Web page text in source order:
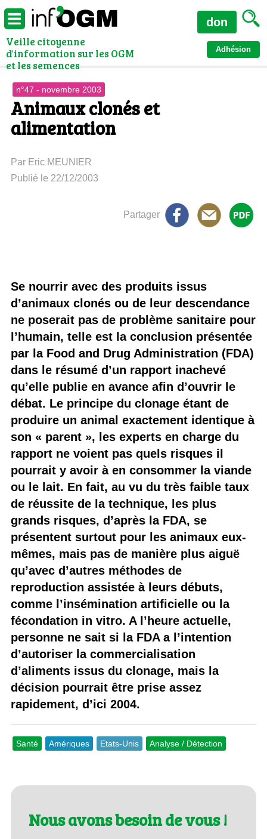
Veille citoyenne
d'information sur les OGM
et les semences
Adhésion
don
n°47 - novembre 2003
Animaux clonés et
alimentation
Par Eric MEUNIER
Publié le 22/12/2003
Partager
Se nourrir avec des produits issus
d’animaux clonés ou de leur descendance
ne poserait pas de problème sanitaire pour
l’humain, telle est la conclusion présentée
par la Food and Drug Administration (FDA)
dans le résumé d’un rapport inachevé
qu’elle publie en avance afin d’ouvrir le
débat. Le principe du clonage étant de
produire un animal exactement identique à
son « parent », les experts en charge du
rapport ne voient pas quels risques il
pourrait y avoir à en consommer la viande
ou le lait. En fait, au vu du très faible taux
de réussite de la technique, les plus
grands risques, d’après la FDA, se
présentent surtout pour les animaux eux-
mêmes, mais pas de manière plus aiguë
qu’avec d’autres méthodes de
reproduction assistée à leurs débuts,
comme l’insémination artificielle ou la
fécondation in vitro. A l’heure actuelle,
personne ne sait si la FDA a l’intention
d’autoriser la commercialisation
d’aliments issus du clonage, mais la
décision pourrait être prise assez
rapidement, d’ici 2004.
Santé Amériques Etats-Unis Analyse / Détection
Nous avons besoin de vous !